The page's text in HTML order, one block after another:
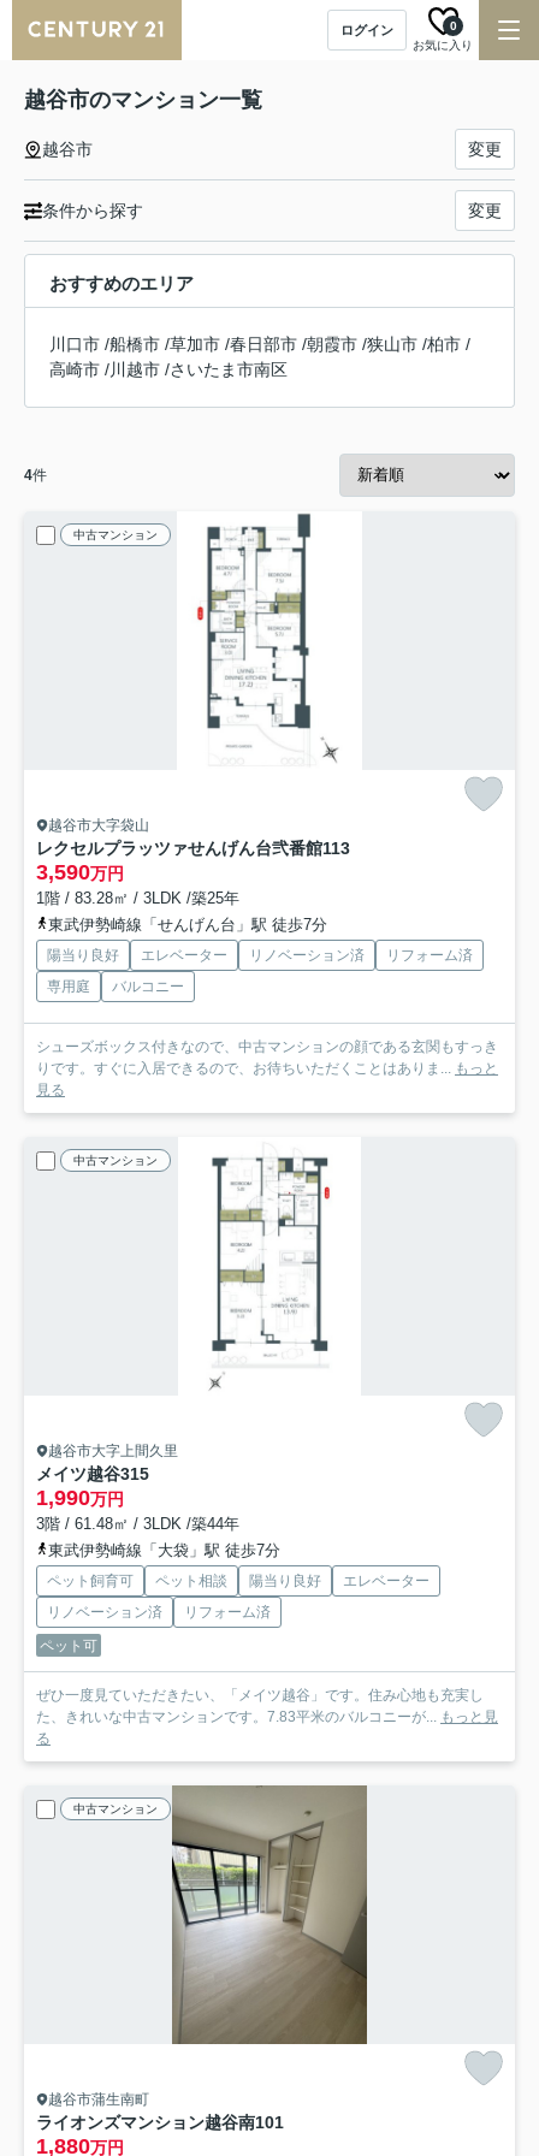
ログイン
お気に入り
0
越谷市のマンション一覧
越谷市 変更
条件から探す 変更
おすすめのエリア
川口市 /船橋市 /草加市 /春日部市 /朝霞市 /狭山市 /柏市 /
高崎市 /川越市 /さいたま市南区
4件
中古マンション
越谷市大字袋山
レクセルプラッツァせんげん台弐番館113
3,590万円
1階 / 83.28㎡ / 3LDK /築25年
東武伊勢崎線「せんげん台」駅 徒歩7分
陽当り良好 エレベーター リノベーション済
リフォーム済
専用庭
バルコニー
シューズボックス付きなので、中古マンションの顔である玄関もすっき
りです。すぐに入居できるので、お待ちいただくことはありま... もっと
見る
中古マンション
越谷市大字上間久里
メイツ越谷315
1,990万円
3階 / 61.48㎡ / 3LDK /築44年
東武伊勢崎線「大袋」駅 徒歩7分
ペット飼育可 ペット相談 陽当り良好
エレベーター
リノベーション済
リフォーム済
ペット可
ぜひ一度見ていただきたい、「メイツ越谷」です。住み心地も充実し
た、きれいな中古マンションです。7.83平米のバルコニーが... もっと見
る
中古マンション
越谷市蒲生南町
ライオンズマンション越谷南101
1,880万円